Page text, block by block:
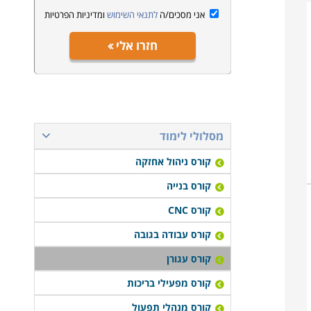
אני מסכים/הלתנאי השימוש ומדיניות הפרטיות
חזרו אלי
מסלולי לימוד
קורס ניהול אחזקה
קורס בנייה
קורס CNC
קורס עבודה בגובה
קורס עגורן
קורס מפעילי בריכות
קורס מנהלי תפעול